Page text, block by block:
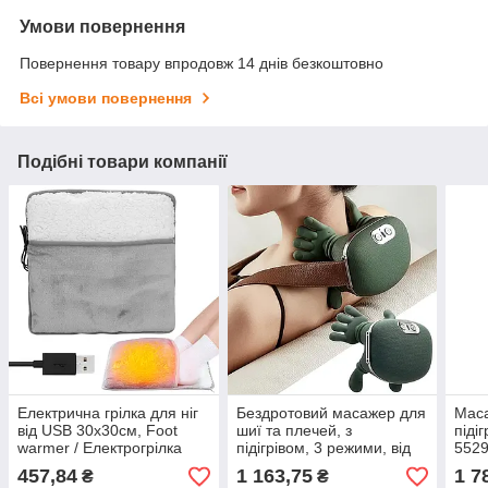
Умови повернення
Повернення товару впродовж 14 днів безкоштовно
Всі умови повернення
Подібні товари компанії
Електрична грілка для ніг
від USB 30х30см, Foot
warmer / Електрогрілка
для ніг / Електрокилимок
для ніг
457,84 ₴
Бездротовий масажер для
шиї та плечей, з
підігрівом, 3 режими, від
USB / Електричний
масажер для спини /
1 163,75₴
для
1